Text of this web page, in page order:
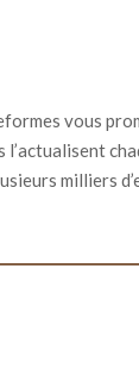
vous
milliers